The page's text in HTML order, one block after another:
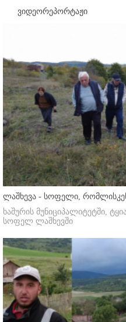
ვიდეორეპორტაჟი
ლაშხევა - სოფელი,
ხაშურის მუნიციპალიტეტში,
სოფელ ლაშხევში